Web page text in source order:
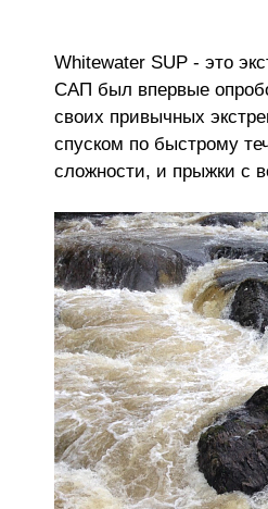
Whitewater SUP - это
САП был впервые
своих привычных
спуском по быстрому
сложности, и прыжки с